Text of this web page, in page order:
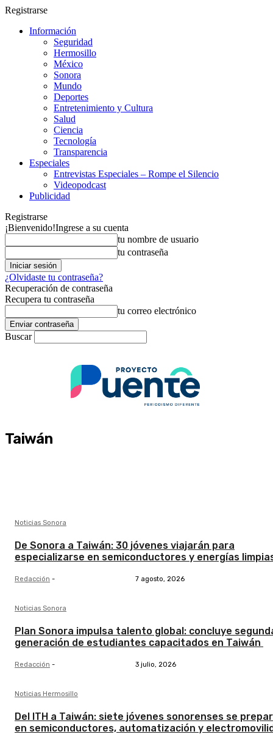
Registrarse
Información
Seguridad
Hermosillo
México
Sonora
Mundo
Deportes
Entretenimiento y Cultura
Salud
Ciencia
Tecnología
Transparencia
Especiales
Entrevistas Especiales – Rompe el Silencio
Videopodcast
Publicidad
Registrarse
¡Bienvenido!Ingrese a su cuenta
tu nombre de usuario
tu contraseña
¿Olvidaste tu contraseña?
Recuperación de contraseña
Recupera tu contraseña
tu correo electrónico
Buscar
Taiwán
Noticias Sonora
De Sonora a Taiwán: 30 jóvenes viajarán para
especializarse en semiconductores y energías
Redacción - 7 agosto, 2026
Noticias Sonora
Plan Sonora impulsa talento global: concluye
generación de estudiantes capacitados en Taiwán
Redacción - 3 julio, 2026
Noticias Hermosillo
Del ITH a Taiwán: siete jóvenes sonorenses se
en semiconductores, automatización y